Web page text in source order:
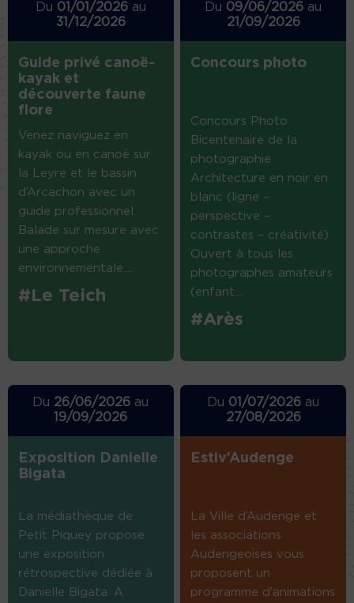
Du 01/01/2026au
31/12/2026
Guide privé canoë-
kayak et
découverte faune
flore
Venez naviguez en
kayak ou en canoë sur
la Leyre et le bassin
d’Arcachon avec un
guide professionnel.
Balade sur mesure avec
une approche
environnementale....
#Le Teich
Du 09/06/2026 au
21/09/2026
Concours photo
Concours Photo
Bicentenaire de la
photographie
Architecture en noir en
blanc (ligne –
perspective –
contrastes – créativité)
Ouvert à tous les
photographes amateurs
(enfant...
#Arès
Du 26/06/2026 au
19/09/2026
Exposition Danielle
Bigata
La médiathèque de
Petit Piquey propose
une exposition
rétrospective dédiée à
Danielle Bigata. A
Du 01/07/2026 au
27/08/2026
Estiv’Audenge
La Ville d’Audenge et
les associations
Audengeoises vous
proposent un
programme d’animations